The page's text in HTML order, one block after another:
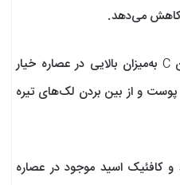
کاهش می‌دهد.
: ویتامین C به‌میزان بالایی در عصاره خیار
و از بین بردن لک‌های تیره
کافئیک اسید موجود در عصاره